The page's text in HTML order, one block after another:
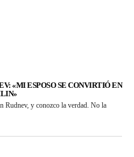
«MI ESPOSO SE CONVIRTIÓ EN
Rudnev, y conozco la verdad. No la